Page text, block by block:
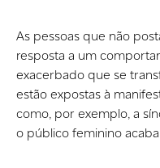
As pessoas que não
resposta a um
exacerbado que se
estão expostas à
como, por exemplo, a
o público feminino